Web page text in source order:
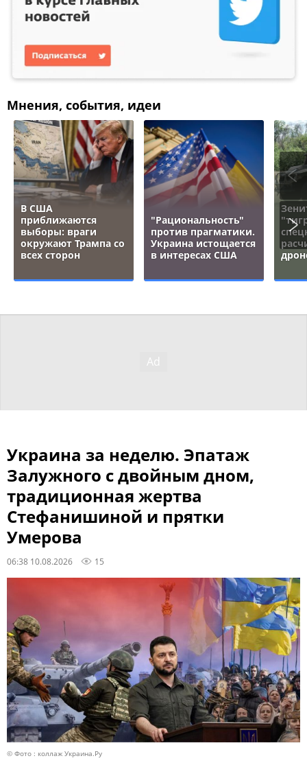
Мнения, события, идеи
В США
приближаются
выборы: враги
окружают Трампа со
всех сторон
"Рациональность"
против прагматики.
Украина истощается
в интересах США
Украина за неделю. Эпатаж
Залужного с двойным дном,
традиционная жертва
Стефанишиной и прятки
Умерова
06:38 10.08.2026 15
© Фото : коллаж Украина.Ру